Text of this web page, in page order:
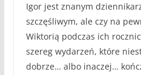
Igor jest znanym
szczęśliwym, ale czy na
Wiktorią podczas ich
szereg wydarzeń, które
dobrze… albo inaczej…